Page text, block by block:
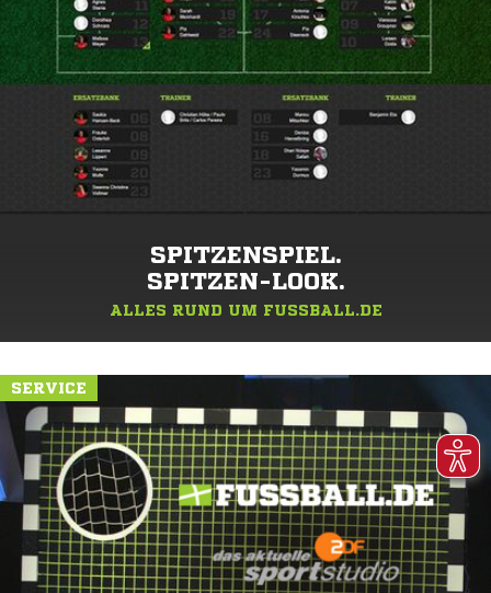
SPITZENSPIEL.
SPITZEN-LOOK.
ALLES RUND UM FUSSBALL.DE
SERVICE